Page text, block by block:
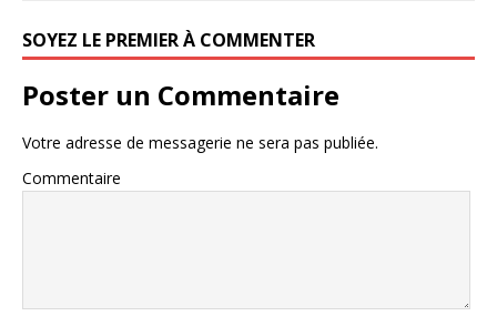
SOYEZ LE PREMIER À COMMENTER
Poster un Commentaire
Votre adresse de messagerie ne sera pas publiée.
Commentaire